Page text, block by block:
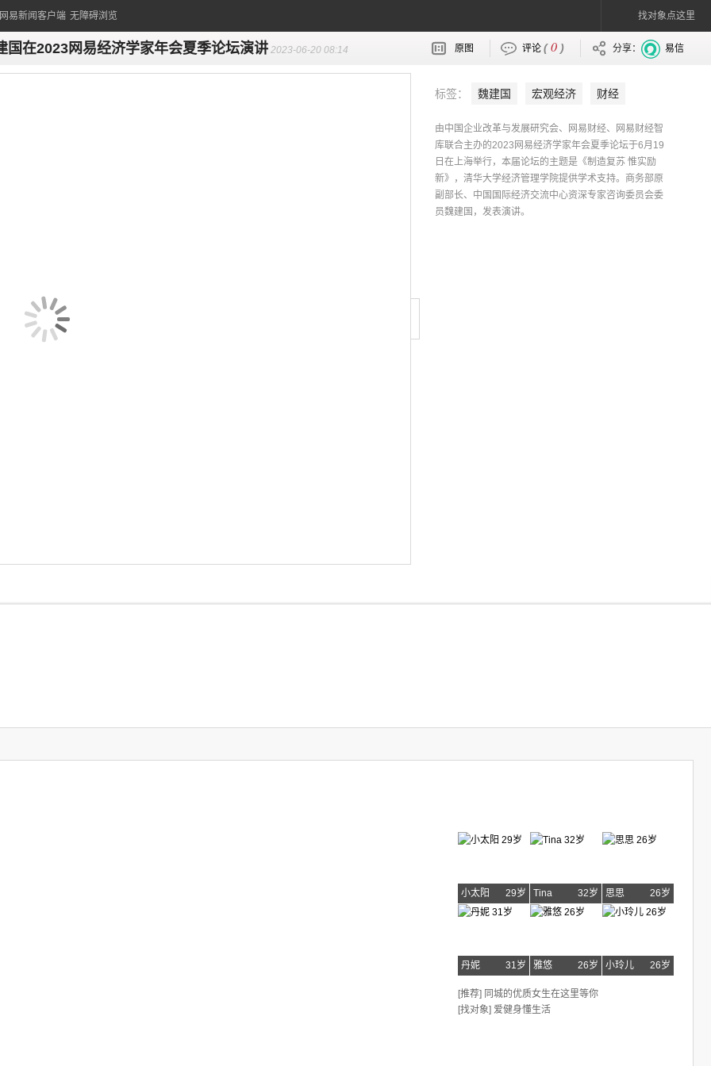
易新闻客户端 无障碍浏览 找对象点这里
国在2023网易经济学家年会夏季论坛演讲 2023-06-20 08:14 原图 评论 (0 ) 分享： 易信
标签： 魏建国 宏观经济 财经
由中国企业改革与发展研究会、网易财经、网易财经智
库联合主办的2023网易经济学家年会夏季论坛于6月19
日在上海举行，本届论坛的主题是《制造复苏 惟实励
新》，清华大学经济管理学院提供学术支持。商务部原
副部长、中国国际经济交流中心资深专家咨询委员会委
员魏建国，发表演讲。
小太阳 29岁 Tina 32岁 思思 26岁
丹妮 31岁 雅悠 26岁 小玲儿 26岁
[推荐] 同城的优质女生在这里等你
[找对象] 爱健身懂生活